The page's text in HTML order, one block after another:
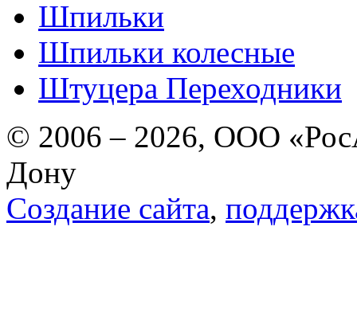
Шпильки
Шпильки колесные
Штуцера Переходники
© 2006 – 2026, ООО
Дону
Создание сайта,